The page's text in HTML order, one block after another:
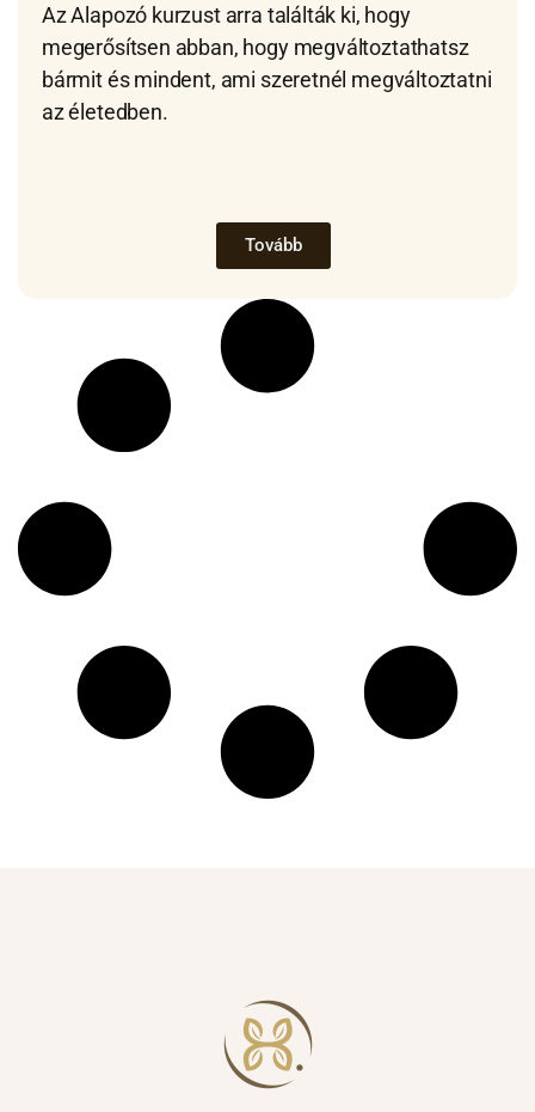
Az Alapozó kurzust arra találták ki, hogy
megerősítsen abban, hogy megváltoztathatsz
bármit és mindent, ami szeretnél megváltoztatni
az életedben.
Tovább